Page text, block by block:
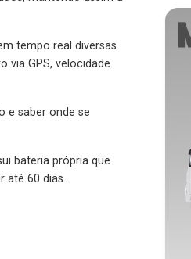
tempo real diversas
GPS, velocidade
e saber onde se
bateria própria que
até 60 dias.